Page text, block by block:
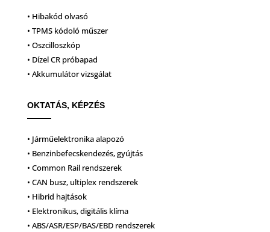
• Hibakód olvasó
• TPMS kódoló műszer
• Oszcilloszkóp
• Dízel CR próbapad
• Akkumulátor vizsgálat
OKTATÁS, KÉPZÉS
• Járműelektronika alapozó
• Benzinbefecskendezés, gyújtás
• Common Rail rendszerek
• CAN busz, ultiplex rendszerek
• Hibrid hajtások
• Elektronikus, digitális klíma
• ABS/ASR/ESP/BAS/EBD rendszerek